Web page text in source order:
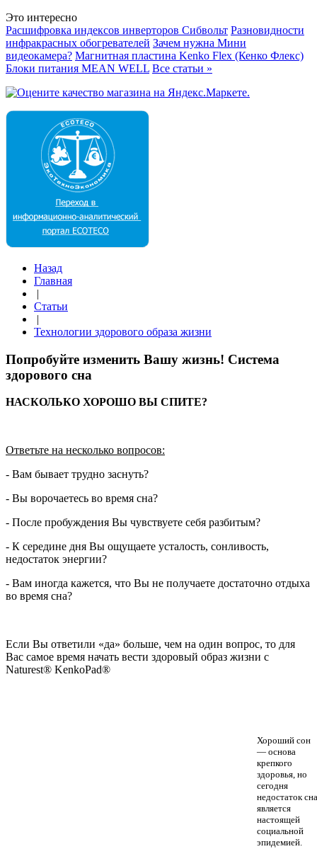
Это интересно
Расшифровка индексов инверторов Сибвольт Разновидности
инфракрасных обогревателей Зачем нужна Мини
видеокамера? Магнитная пластина Kenko Flex (Кенко Флекс)
Блоки питания MEAN WELL Все статьи »
Назад
Главная
|
Статьи
|
Технологии здорового образа жизни
Попробуйте изменить Вашу жизнь! Система
здорового сна
НАСКОЛЬКО ХОРОШО ВЫ СПИТЕ?
Ответьте на несколько вопросов:
- Вам бывает трудно заснуть?
- Вы ворочаетесь во время сна?
- После пробуждения Вы чувствуете себя разбитым?
- К середине дня Вы ощущаете усталость, сонливость,
недостаток энергии?
- Вам иногда кажется, что Вы не получаете достаточно отдыха
во время сна?
Если Вы ответили «да» больше, чем на один вопрос, то для
Вас самое время начать вести здоровый образ жизни с
Naturest® KenkoPad®
Хороший сон
— основа
крепкого
здоровья, но
сегодня
недостаток сна
является
настоящей
социальной
эпидемией.